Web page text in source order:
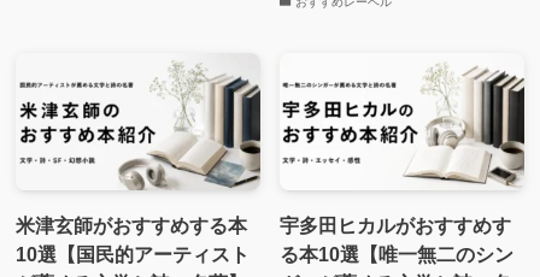
米津玄師がおすすめする本
10選【国民的アーティスト
宇多田ヒカルがおすすめす
る本10選【唯一無二のシン